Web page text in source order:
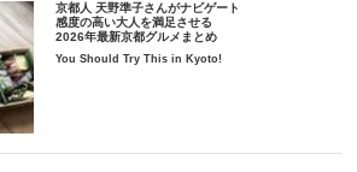
京都人 天野準子さんがナビゲート
感度の高い大人を満足させる
2026年最新京都グルメまとめ
You Should Try This in Kyoto!